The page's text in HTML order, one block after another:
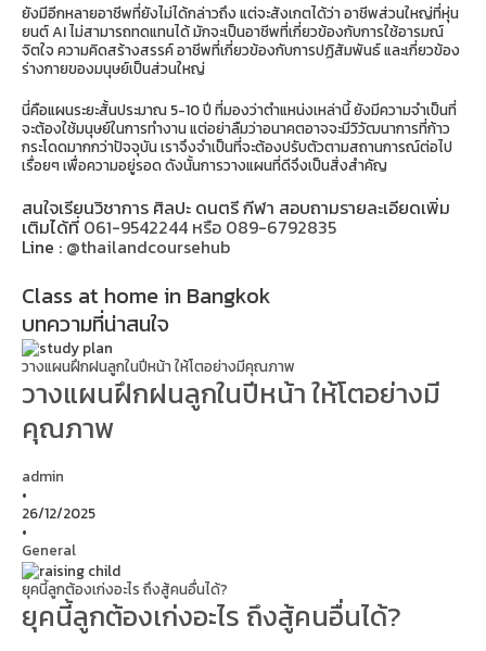
ยังมีอีกหลายอาชีพที่ยังไม่ได้กล่าวถึง แต่จะสังเกตได้ว่า อาชีพส่วนใหญ่ที่หุ่น
ยนต์ AI ไม่สามารถทดแทนได้ มักจะเป็นอาชีพที่เกี่ยวข้องกับการใช้อารมณ์
จิตใจ ความคิดสร้างสรรค์ อาชีพที่เกี่ยวข้องกับการปฏิสัมพันธ์ และเกี่ยวข้อง
ร่างกายของมนุษย์เป็นส่วนใหญ่
นี่คือแผนระยะสั้นประมาณ 5-10 ปี ที่มองว่าตำแหน่งเหล่านี้ ยังมีความจำเป็นที่
จะต้องใช้มนุษย์ในการทำงาน แต่อย่าลืมว่าอนาคตอาจจะมีวิวัฒนาการที่ก้าว
กระโดดมากกว่าปัจจุบัน เราจึงจำเป็นที่จะต้องปรับตัวตามสถานการณ์ต่อไป
เรื่อยๆ เพื่อความอยู่รอด ดังนั้นการวางแผนที่ดีจึงเป็นสิ่งสำคัญ
สนใจเรียนวิชาการ ศิลปะ ดนตรี กีฬา สอบถามรายละเอียดเพิ่ม
เติมได้ที่ 061-9542244 หรือ 089-6792835
Line : @thailandcoursehub
Class at home in Bangkok
บทความที่น่าสนใจ
วางแผนฝึกฝนลูกในปีหน้า ให้โตอย่างมีคุณภาพ
วางแผนฝึกฝนลูกในปีหน้า ให้โตอย่างมี
คุณภาพ
admin
•
26/12/2025
•
General
ยุคนี้ลูกต้องเก่งอะไร ถึงสู้คนอื่นได้?
ยุคนี้ลูกต้องเก่งอะไร ถึงสู้คนอื่นได้?